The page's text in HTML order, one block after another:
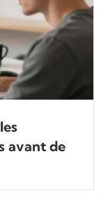
avant de